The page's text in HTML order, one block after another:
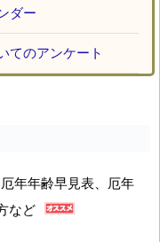
ダー
てのアンケート
厄年年齢早見表、厄年
など